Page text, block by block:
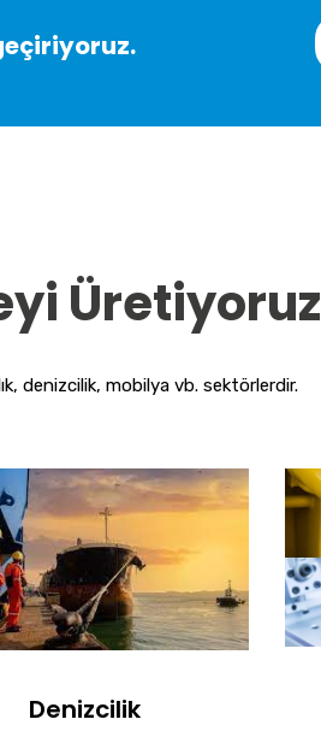
Üretiyoruz
denizcilik, mobilya vb. sektörlerdir.
Denizcilik